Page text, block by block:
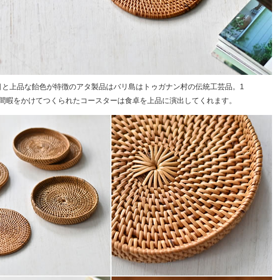
上品な飴色が特徴のアタ製品はバリ島はトゥガナン村の伝統工芸品。1
暇をかけてつくられたコースターは食卓を上品に演出してくれます。